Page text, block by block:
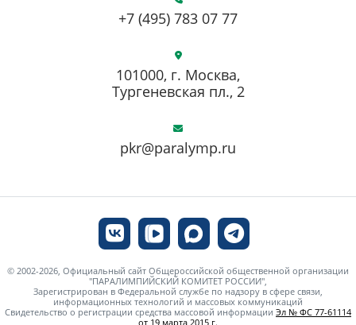
+7 (495) 783 07 77
pkr@paralymp.ru
101000, г. Москва,
Тургеневская пл., 2
© 2002-2026, Официальный сайт Общероссийской общественной организации
"ПАРАЛИМПИЙСКИЙ КОМИТЕТ РОССИИ",
Зарегистрирован в Федеральной службе по надзору в сфере связи,
информационных технологий и массовых коммуникаций
Свидетельство о регистрации средства массовой информации Эл № ФС 77-61114
от 19 марта 2015 г.